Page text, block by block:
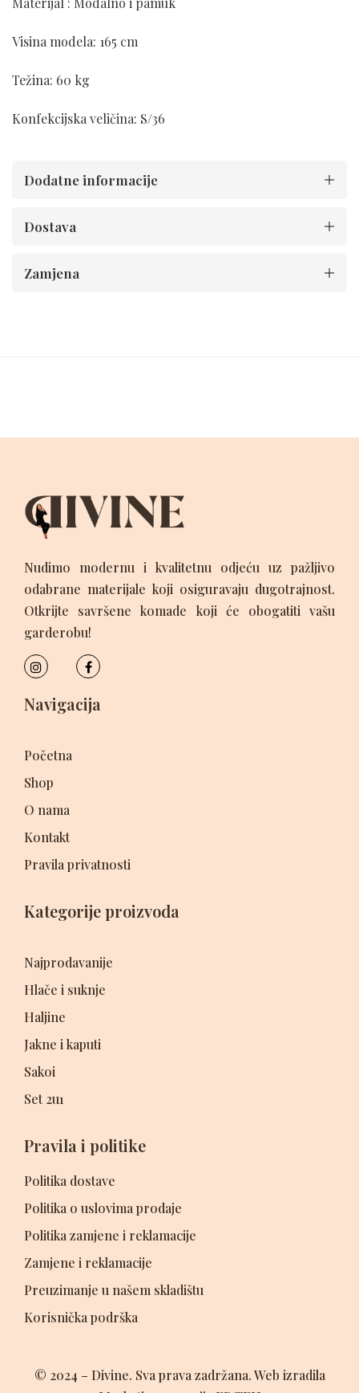
Visina modela: 165 cm
Težina: 60 kg
Konfekcijska veličina: S/36
Dodatne informacije
Dostava
Zamjena
Nudimo modernu i kvalitetnu odjeću uz pažljivo
odabrane materijale koji osiguravaju dugotrajnost.
Otkrijte savršene komade koji će obogatiti vašu
garderobu!
Navigacija
Početna
Shop
O nama
Kontakt
Pravila privatnosti
Kategorije proizvoda
Najprodavanije
Hlače i suknje
Haljine
Jakne i kaputi
Sakoi
Set 2u1
Pravila i politike
Politika dostave
Politika o uslovima prodaje
Politika zamjene i reklamacije
Zamjene i reklamacije
Preuzimanje u našem skladištu
Korisnička podrška
© 2024 – Divine. Sva prava zadržana. Web izradila